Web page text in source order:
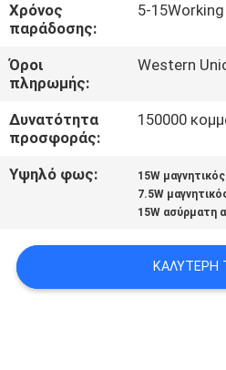
ΜΑΣ
ΕΛΆΤΕ
ΣΕ
ΕΠΑΦΉ
ΜΕ
ΈΝΑ
ΑΠΌΣΠΑΣΜΑ
Χρόνος
παράδοσης:
5-
Όροι
πληρωμής:
Western
Δυνατότητα
προσφοράς:
150000
Υψηλό φως: 15W
7.5W
15W ασύρματη
ΚΑΛΎΤΕΡΗ